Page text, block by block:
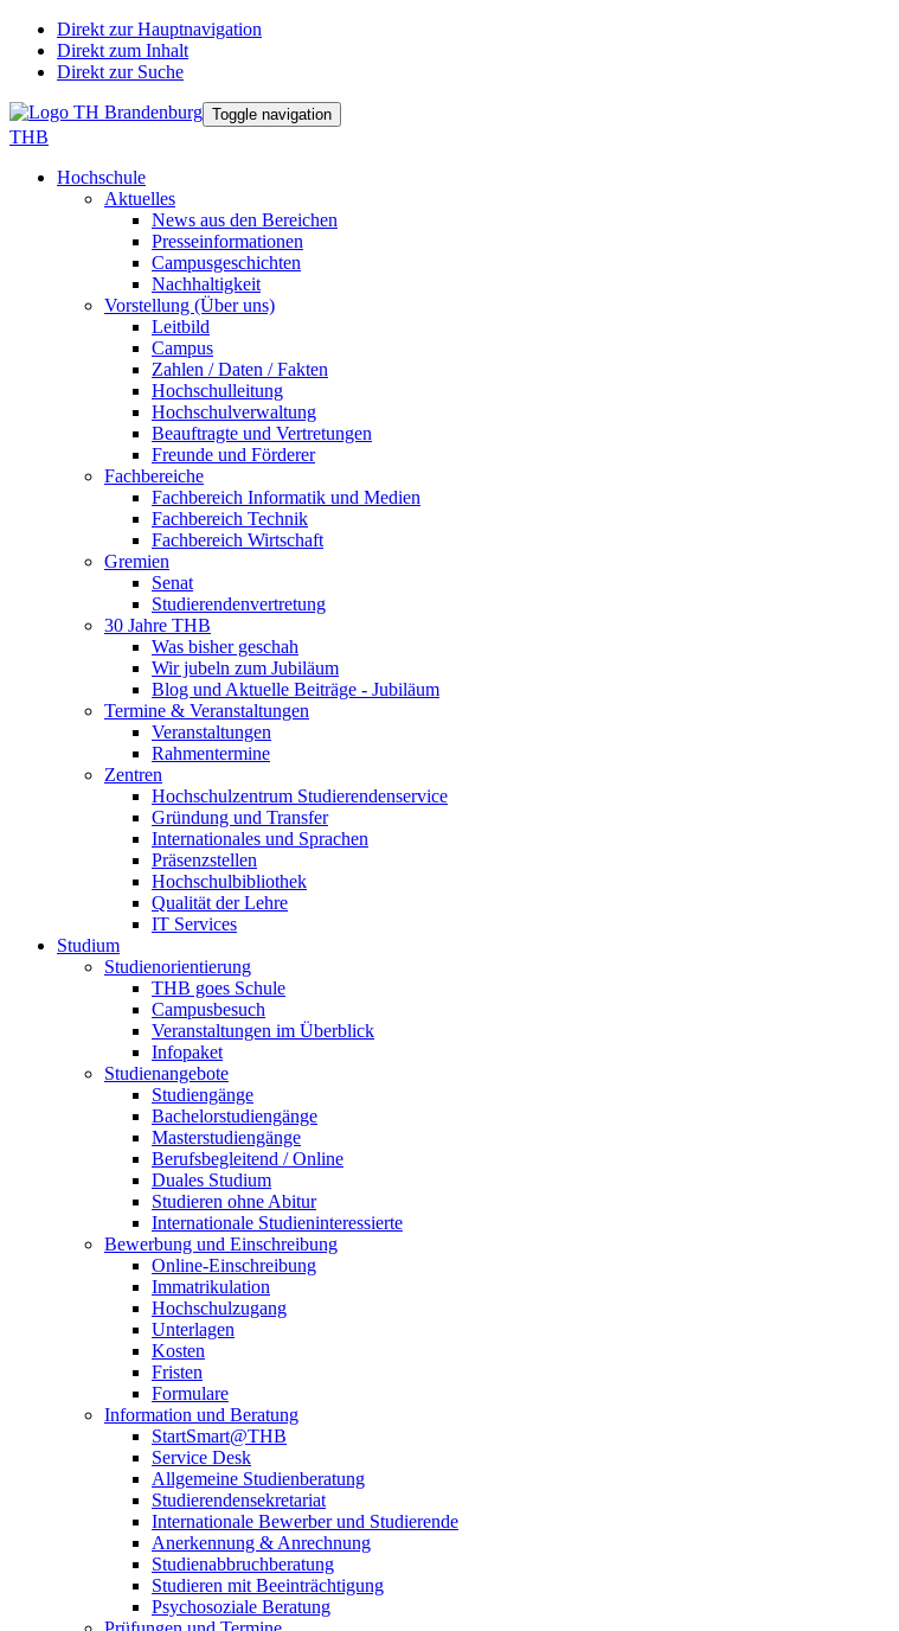
Direkt zur Hauptnavigation
Direkt zum Inhalt
Direkt zur Suche
Toggle navigation
THB
Hochschule
Aktuelles
News aus den Bereichen
Presseinformationen
Campusgeschichten
Nachhaltigkeit
Vorstellung (Über uns)
Leitbild
Campus
Zahlen / Daten / Fakten
Hochschulleitung
Hochschulverwaltung
Beauftragte und Vertretungen
Freunde und Förderer
Fachbereiche
Fachbereich Informatik und Medien
Fachbereich Technik
Fachbereich Wirtschaft
Gremien
Senat
Studierendenvertretung
30 Jahre THB
Was bisher geschah
Wir jubeln zum Jubiläum
Blog und Aktuelle Beiträge - Jubiläum
Termine & Veranstaltungen
Veranstaltungen
Rahmentermine
Zentren
Hochschulzentrum Studierendenservice
Gründung und Transfer
Internationales und Sprachen
Präsenzstellen
Hochschulbibliothek
Qualität der Lehre
IT Services
Studium
Studienorientierung
THB goes Schule
Campusbesuch
Veranstaltungen im Überblick
Infopaket
Studienangebote
Studiengänge
Bachelorstudiengänge
Masterstudiengänge
Berufsbegleitend / Online
Duales Studium
Studieren ohne Abitur
Internationale Studieninteressierte
Bewerbung und Einschreibung
Online-Einschreibung
Immatrikulation
Hochschulzugang
Unterlagen
Kosten
Fristen
Formulare
Information und Beratung
StartSmart@THB
Service Desk
Allgemeine Studienberatung
Studierendensekretariat
Internationale Bewerber und Studierende
Anerkennung & Anrechnung
Studienabbruchberatung
Studieren mit Beeinträchtigung
Psychosoziale Beratung